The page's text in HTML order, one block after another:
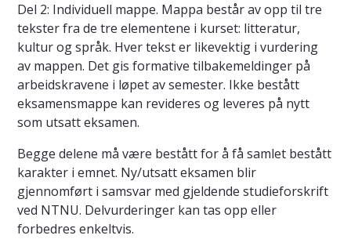
Del 2: Individuell mappe. Mappa består av opp til tre
tekster fra de tre elementene i kurset: litteratur,
kultur og språk. Hver tekst er likevektig i vurdering
av mappen. Det gis formative tilbakemeldinger på
arbeidskravene i løpet av semester. Ikke bestått
eksamensmappe kan revideres og leveres på nytt
som utsatt eksamen.
Begge delene må være bestått for å få samlet bestått
karakter i emnet. Ny/utsatt eksamen blir
gjennomført i samsvar med gjeldende studieforskrift
ved NTNU. Delvurderinger kan tas opp eller
forbedres enkeltvis.